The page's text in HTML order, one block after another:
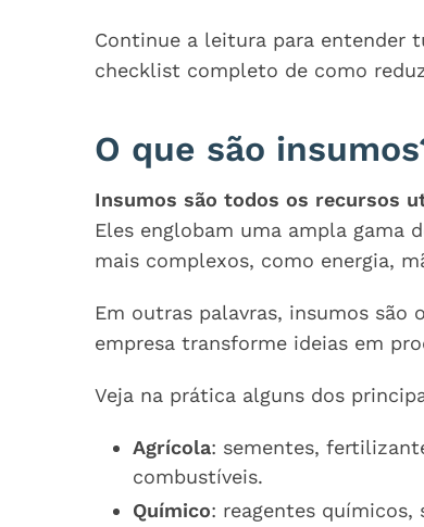
Continue a leitura para entender
checklist completo de como
O que são
Insumos são todos os recursos
Eles englobam uma ampla gama
mais complexos, como energia,
Em outras palavras, insumos são
empresa transforme ideias em
Veja na prática alguns dos
Agrícola: sementes,
combustíveis.
Químico: reagentes químicos,